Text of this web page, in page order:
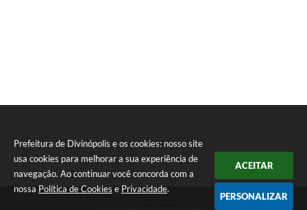
Prefeitura de Divinópolis e os cookies: nosso site
usa cookies para melhorar a sua experiência de
navegação. Ao continuar você concorda com a
nossa Política de Cookies e Privacidade.
ACEITAR
PERSONALIZAR